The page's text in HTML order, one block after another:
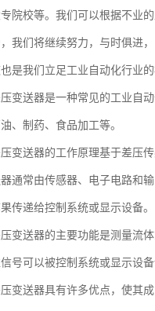
院校等。我们可以根据不业
我们将继续努力，与时俱进
是我们立足工业自动化行业的
变送器是一种常见的工业自
、制药、食品加工等。
变送器的工作原理基于差压
通常由传感器、电子电路和
传递给控制系统或显示设备。
变送器的主要功能是测量流
号可以被控制系统或显示设
变送器具有许多优点，使其